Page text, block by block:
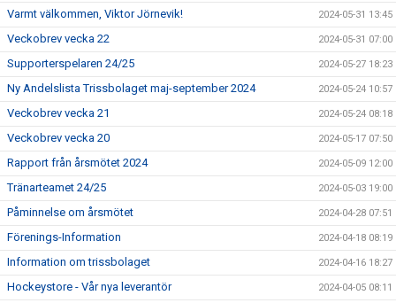
Varmt välkommen, Viktor Jörnevik! 2024-05-31 13:45
Veckobrev vecka 22 2024-05-31 07:00
Supporterspelaren 24/25 2024-05-27 18:23
Ny Andelslista Trissbolaget maj-september 2024 2024-05-24 10:57
Veckobrev vecka 21 2024-05-24 08:18
Veckobrev vecka 20 2024-05-17 07:50
Rapport från årsmötet 2024 2024-05-09 12:00
Tränarteamet 24/25 2024-05-03 19:00
Påminnelse om årsmötet 2024-04-28 07:51
Förenings-Information 2024-04-18 08:19
Information om trissbolaget 2024-04-16 18:27
Hockeystore - Vår nya leverantör 2024-04-05 08:11